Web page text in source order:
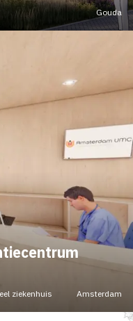
Gouda
ziekenhuis Amsterdam